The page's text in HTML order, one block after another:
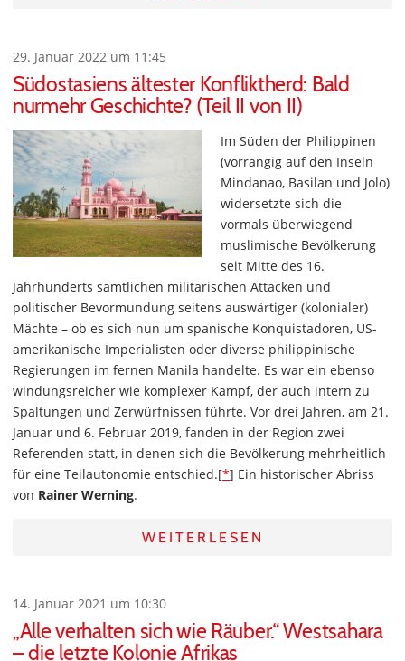
29. Januar 2022 um 11:45
Südostasiens ältester Konfliktherd: Bald
nurmehr Geschichte? (Teil II von II)
Im Süden der Philippinen
(vorrangig auf den Inseln
Mindanao, Basilan und Jolo)
widersetzte sich die
vormals überwiegend
muslimische Bevölkerung
seit Mitte des 16.
Jahrhunderts sämtlichen militärischen Attacken und
politischer Bevormundung seitens auswärtiger (kolonialer)
Mächte – ob es sich nun um spanische Konquistadoren, US-
amerikanische Imperialisten oder diverse philippinische
Regierungen im fernen Manila handelte. Es war ein ebenso
windungsreicher wie komplexer Kampf, der auch intern zu
Spaltungen und Zerwürfnissen führte. Vor drei Jahren, am 21.
Januar und 6. Februar 2019, fanden in der Region zwei
Referenden statt, in denen sich die Bevölkerung mehrheitlich
für eine Teilautonomie entschied.[*] Ein historischer Abriss
von Rainer Werning.
WEITERLESEN
14. Januar 2021 um 10:30
„Alle verhalten sich wie Räuber.“ Westsahara
– die letzte Kolonie Afrikas